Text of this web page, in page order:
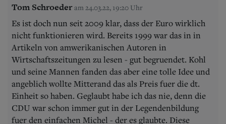
Tom Schroeder am 24.03.22, 19:20 Uhr
Es ist doch nun seit 2009 klar, dass der Euro wirklich
nicht funktionieren wird. Bereits 1999 war das in in
Artikeln von amwerikanischen Autoren in
Wirtschaftszeitungen zu lesen - gut begruendet. Kohl
und seine Mannen fanden das aber eine tolle Idee und
angeblich wollte Mitterand das als Preis fuer die dt.
Einheit so haben. Geglaubt habe ich das nie, denn die
CDU war schon immer gut in der Legendenbildung
fuer den einfachen Michel - der es glaubte. Diese